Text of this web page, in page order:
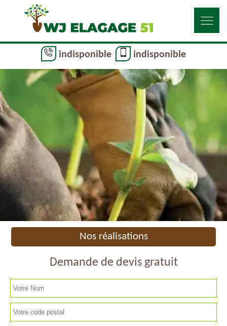
indisponible indisponible
Nos réalisations
Demande de devis gratuit